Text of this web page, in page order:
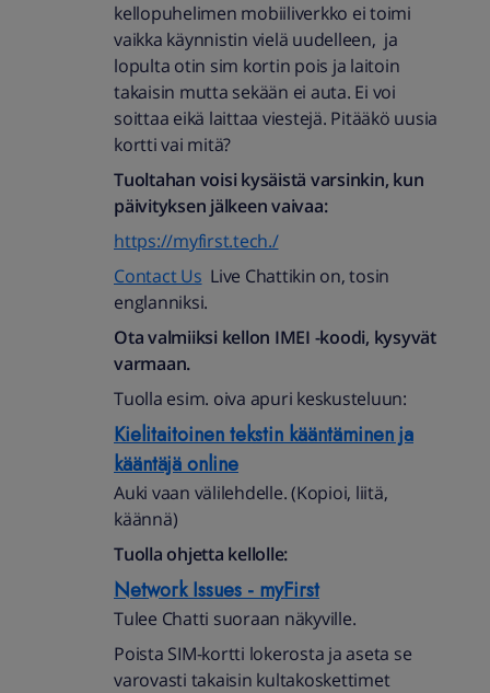
kellopuhelimen mobiiliverkko ei toimi
vaikka käynnistin vielä uudelleen, ja
lopulta otin sim kortin pois ja laitoin
takaisin mutta sekään ei auta. Ei voi
soittaa eikä laittaa viestejä. Pitääkö uusia
kortti vai mitä?
Tuoltahan voisi kysäistä varsinkin, kun
päivityksen jälkeen vaivaa:
https://myfirst.tech./
Contact Us Live Chattikin on, tosin
englanniksi.
Ota valmiiksi kellon IMEI -koodi, kysyvät
varmaan.
Tuolla esim. oiva apuri keskusteluun:
Kielitaitoinen tekstin kääntäminen ja
kääntäjä online
Auki vaan välilehdelle. (Kopioi, liitä,
käännä)
Tuolla ohjetta kellolle:
Network Issues - myFirst
Tulee Chatti suoraan näkyville.
Poista SIM-kortti lokerosta ja aseta se
varovasti takaisin kultakoskettimet